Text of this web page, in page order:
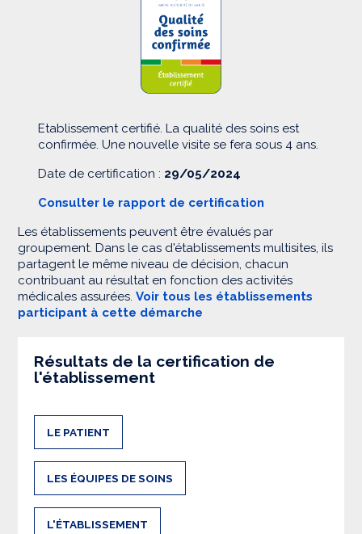
Etablissement certifié. La qualité des soins est
confirmée. Une nouvelle visite se fera sous 4 ans.
Date de certification : 29/05/2024
Consulter le rapport de certification
Les établissements peuvent être évalués par
groupement. Dans le cas d'établissements multisites, ils
partagent le même niveau de décision, chacun
contribuant au résultat en fonction des activités
médicales assurées. Voir tous les établissements
participant à cette démarche
Résultats de la certification de
l'établissement
LE PATIENT
LES ÉQUIPES DE SOINS
L'ÉTABLISSEMENT